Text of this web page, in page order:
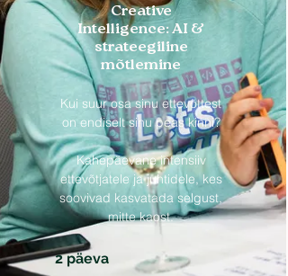
Creative
Intelligence: AI &
strateegiline
mõtlemine
Kui suur osa sinu ettevõttest
on endiselt sinu peas kinni?
Kahepäevane intensiiv
ettevõtjatele ja juhtidele, kes
soovivad kasvatada selgust,
mitte kaost.
2 päeva